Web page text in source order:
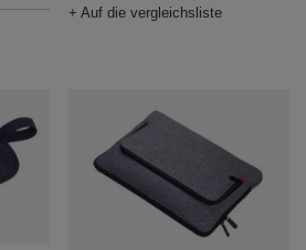
+ Auf die vergleichsliste